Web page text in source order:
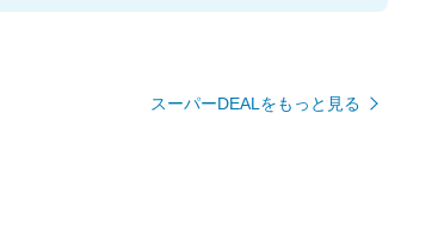
スーパーDEALをもっと見る